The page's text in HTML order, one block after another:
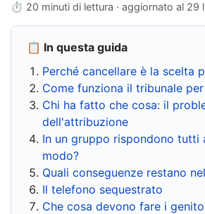
⏱ 20 minuti di lettura · aggiornato al 29
📋 In questa guida
Perché cancellare è la scelta
Come funziona il tribunale
Chi ha fatto che cosa: il
dell'attribuzione
In un gruppo rispondono tutti
modo?
Quali conseguenze restano
Il telefono sequestrato
Che cosa devono fare i